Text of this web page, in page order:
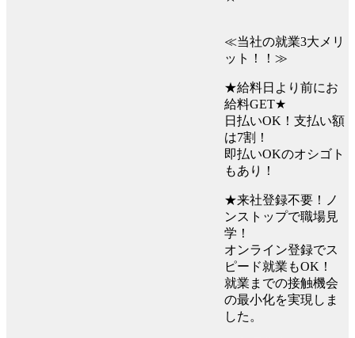
≪当社の就業3大メリ
ット！！≫
★給料日より前にお
給料GET★
日払いOK！支払い額
は7割！
即払いOKのオシゴト
もあり！
★来社登録不要！ノ
ンストップで職場見
学！
オンライン登録でス
ピード就業もOK！
就業までの接触機会
の最小化を実現しま
した。